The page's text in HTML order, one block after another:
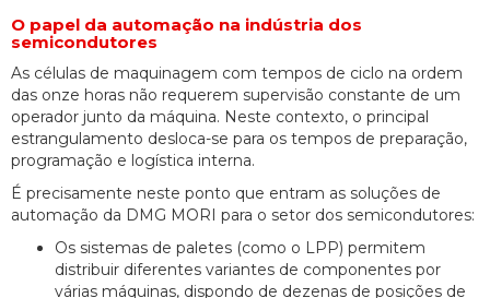
O papel da automação na indústria dos
semicondutores
As células de maquinagem com tempos de ciclo na ordem
das onze horas não requerem supervisão constante de um
operador junto da máquina. Neste contexto, o principal
estrangulamento desloca-se para os tempos de preparação,
programação e logística interna.
É precisamente neste ponto que entram as soluções de
automação da DMG MORI para o setor dos semicondutores:
Os sistemas de paletes (como o LPP) permitem
distribuir diferentes variantes de componentes por
várias máquinas, dispondo de dezenas de posições de